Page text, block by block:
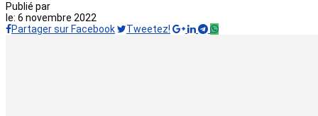
Publié par
le: 6 novembre 2022
Partager sur Facebook
Tweetez!